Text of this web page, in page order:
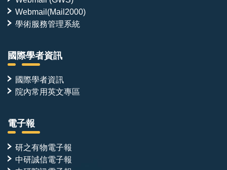
Webmail(Mail2000)
學術服務管理系統
國際學者資訊
國際學者資訊
院內常用英文專區
電子報
研之有物電子報
中研誠信電子報